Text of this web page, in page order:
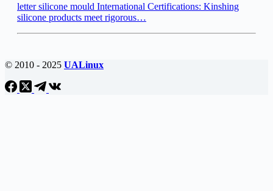
letter silicone mould International Certifications: Kinshing
silicone products meet rigorous…
© 2010 - 2025 UALinux